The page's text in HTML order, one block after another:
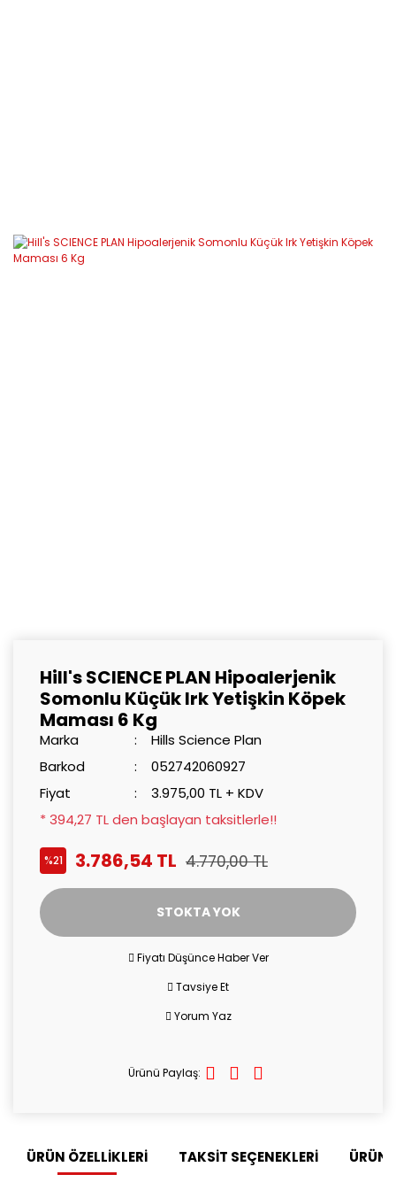
Hill's SCIENCE PLAN Hipoalerjenik
Somonlu Küçük Irk Yetişkin Köpek
Maması 6 Kg
Marka
Hills Science Plan
Barkod
052742060927
Fiyat
3.975,00 TL + KDV
* 394,27 TL den başlayan taksitlerle!!
%21 3.786,54 TL 4.770,00 TL
STOKTA YOK
Fiyatı Düşünce Haber Ver
Tavsiye Et
Yorum Yaz
Ürünü Paylaş:
ÜRÜN ÖZELLİKLERİ TAKSİT SEÇENEKLERİ ÜRÜN